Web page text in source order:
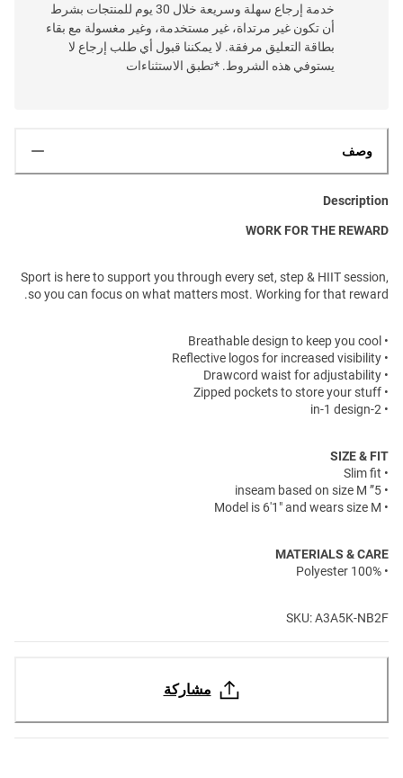
خدمة إرجاع سهلة وسريعة خلال 30 يوم للمنتجات بشرط
أن تكون غير مرتداة، غير مستخدمة، وغير مغسولة مع بقاء
بطاقة التعليق مرفقة. لا يمكننا قبول أي طلب إرجاع لا
يستوفي هذه الشروط. *تطبق الاستثناءات
وصف
Description
WORK FOR THE REWARD
Sport is here to support you through every set, step & HIIT session,
so you can focus on what matters most. Working for that reward.
• Breathable design to keep you cool
• Reflective logos for increased visibility
• Drawcord waist for adjustability
• Zipped pockets to store your stuff
• 2-in-1 design
SIZE & FIT
• Slim fit
• 5” inseam based on size M
• Model is 6'1" and wears size M
MATERIALS & CARE
• 100% Polyester
SKU: A3A5K-NB2F
مشاركة